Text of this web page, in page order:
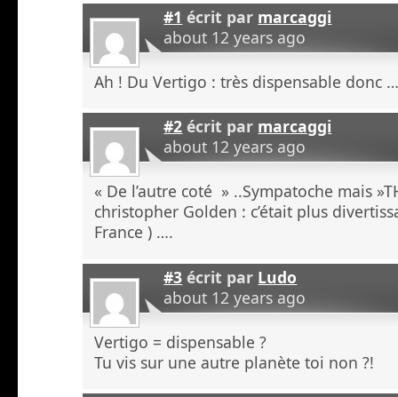
#1 écrit par marcaggi
about 12 years ago
Ah ! Du Vertigo : très dispensable donc
#2 écrit par marcaggi
about 12 years ago
« De l’autre coté » ..Sympatoche mais
christopher Golden : c’était plus
France ) ….
#3 écrit par Ludo
about 12 years ago
Vertigo = dispensable ?
Tu vis sur une autre planète toi non ?!